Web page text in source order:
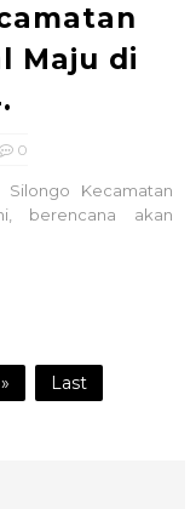
Maju di
0
Silongo Kecamatan
berencana akan
Last